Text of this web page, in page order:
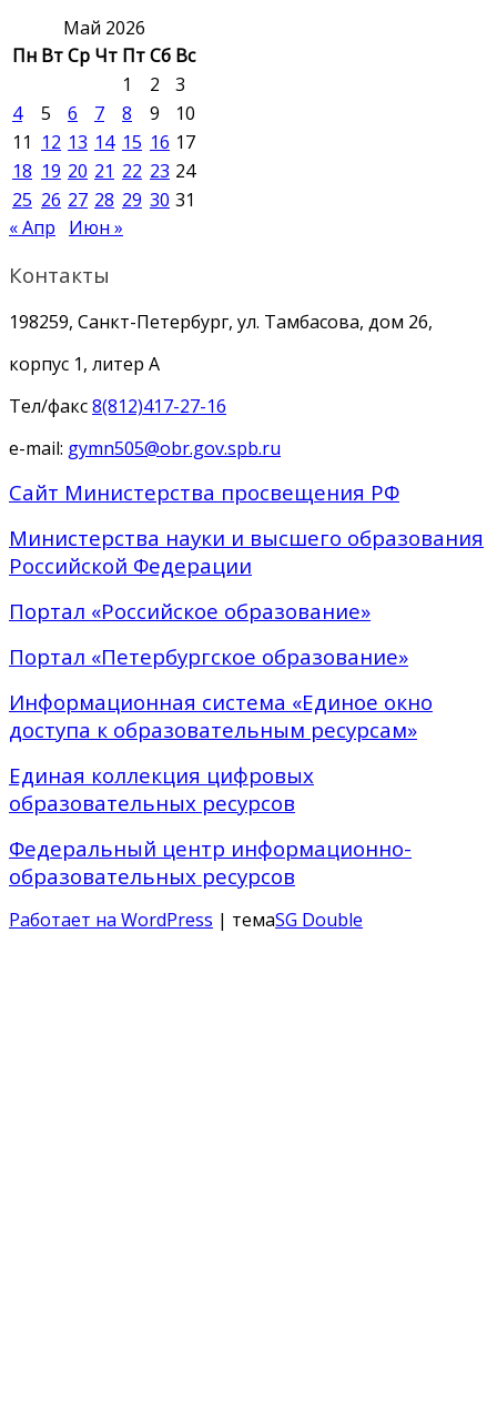
Май 2026
Пн ВтСр Чт ПтСб Вс
1
2
3
4
5 6 7 8 9
10
11 12 13 14 15 16 17
18 19 20 21 22 23 24
25 26 27 28 29 30 31
« Апр
Июн »
Контакты
198259, Санкт-Петербург, ул. Тамбасова, дом 26,
корпус 1, литер А
Тел/факс8(812)417-27-16
e-mail: gymn505@obr.gov.spb.ru
Сайт Министерства просвещения РФ
Министерства науки и высшего образования
Российской Федерации
Портал «Российское образование»
Портал «Петербургское образование»
Информационная система «Единое окно
доступа к образовательным ресурсам»
Единая коллекция цифровых
образовательных ресурсов
Федеральный центр информационно-
образовательных ресурсов
Работает на WordPress | темаSG Double